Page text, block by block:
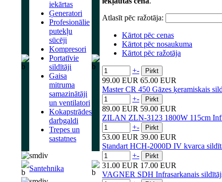
iekārtas
Ģeneratori
Profesionālie
putekļu
sūcēji
Kompresori
Portatīvie
sildītāji
Gaisa
mitruma
samazinātāji
un ventilatori
Kokapstrādes
darbgaldi
Trepes un
sastatnes
Santehnika
Atlasīt pēc ražotāja:
Kārtot pēc cenas
Kārtot pēc nosaukuma
Kārtot pēc ražotāja
+-
99.00 EUR 65.00 EUR
Master CR 450 Gāzes ķeramiskais
+-
89.00 EUR 59.00 EUR
ZILAN ZLN-3123 1800W 115cm
+-
53.00 EUR 39.00 EUR
Standart HCH-2000D IV kvarca
+-
31.00 EUR 17.00 EUR
VAGNER SDH Infrasarkanais